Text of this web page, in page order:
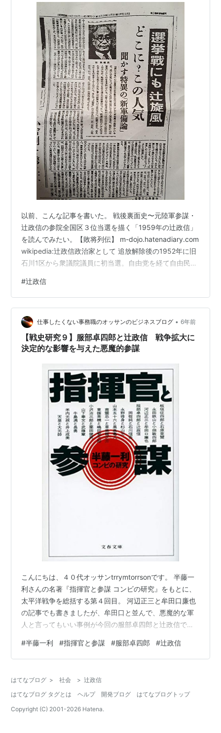
以前、こんな記事を書いた。 戦後裏面史〜元陸軍参謀・
辻政信の参院全国区３位当選を描く「1959年の辻政信」
を読んでみたい。【敗将列伝】 m-dojo.hatenadiary.com
wikipedia:辻政信政治家として 追放解除後の1952年に旧
石川1区から衆議院議員に初当選。自由党を経て自由民主
し、エジプトのガマール・アブドゥン＝ナーセル、ユー
ゴスラビアのヨシップ・ブロズ・チトー、中国の周恩
来、インドのジャワハルラール・ネルーと会談してい
る。 政治家になった辻は1955年（昭和30年）にソ連に
視察旅行に出かける。このとき辻はソ連のさまざまな
人…
#辻政信
仕事したくない事務職のオッサンのビジネスブログ • 6年前
【戦史研究９】服部卓四郎と辻政信 戦争拡大に
決定的な影響を与えた悪魔的参謀
こんにちは、４０代オッサンtrrymtorrsonです。 半藤一
利さんの名著『指揮官と参謀 コンビの研究』をもとに、
太平洋戦争を総括する第４回目。 河辺正三と牟田口廉也
の記事でも書きましたが、牟田口と並んで、悪魔的な軍
人と言ってもいい事例が今回の服部卓四郎と辻政信で
しょう。 ◇1939年（昭和１４年）ノモンハン事件
◇1941年（昭和１６年）マレー作戦 ◇1942年（昭和１
年-１７年）フィリピンの戦い ◇1942年（昭和１７年）
ポートモレスビー作戦 ◇1942年（昭和１７年）ガ…
#半藤一利 #指揮官と参謀 #服部卓四郎 #辻政信
はてなブログ > 社会 > 辻政信
はてなブログ タグとは
ヘルプ 開発ブログ
はてなブログトップ
Copyright (C) 2001-2026 Hatena.